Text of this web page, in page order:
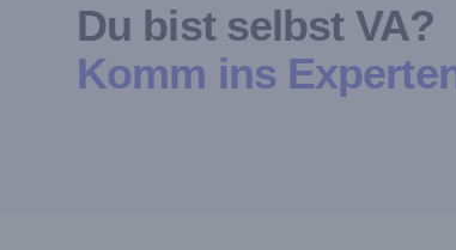
Du bist selbst VA?
Komm ins